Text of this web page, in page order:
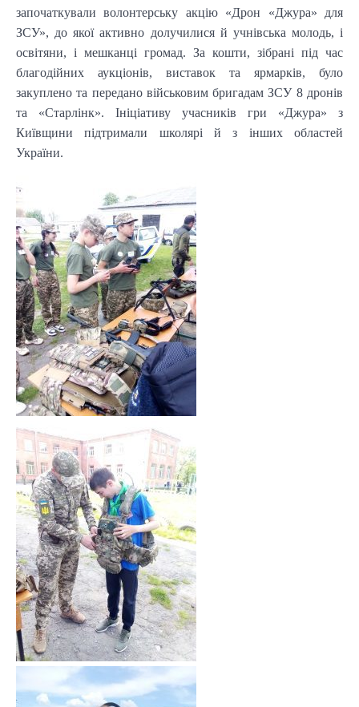
започаткували волонтерську акцію «Дрон «Джура» для
ЗСУ», до якої активно долучилися й учнівська молодь, і
освітяни, і мешканці громад. За кошти, зібрані під час
благодійних аукціонів, виставок та ярмарків, було
закуплено та передано військовим бригадам ЗСУ 8 дронів
та «Старлінк». Ініціативу учасників гри «Джура» з
Київщини підтримали школярі й з інших областей
України.